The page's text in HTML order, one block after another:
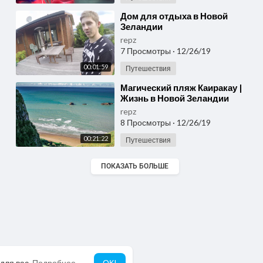
00:01:59
⁣Дом для отдыха в Новой
Зеландии
repz
7 Просмотры · 12/26/19
Путешествия
00:21:22
⁣Магический пляж Каиракау |
Жизнь в Новой Зеландии
repz
8 Просмотры · 12/26/19
Путешествия
ПОКАЗАТЬ БОЛЬШЕ